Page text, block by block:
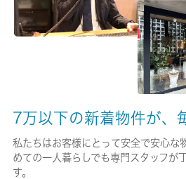
現状/入居可能日
保険加入/料金
有/26680円
7万以下の新着物件が、
私たちはお客様にとって安全で安心な
めての一人暮らしでも専門スタッフが
す。